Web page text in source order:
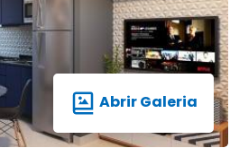
Abrir Galeria